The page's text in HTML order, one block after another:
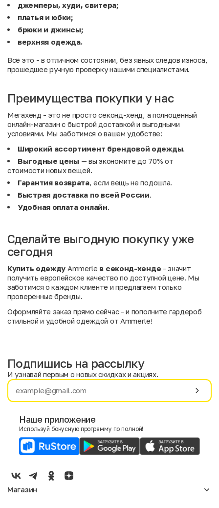
джемперы, худи, свитера;
платья и юбки;
брюки и джинсы;
верхняя одежда.
Всё это - в отличном состоянии, без явных следов износа,
прошедшее ручную проверку нашими специалистами.
Преимущества покупки у нас
Мегахенд - это не просто секонд-хенд, а полноценный
онлайн-магазин с быстрой доставкой и выгодными
условиями. Мы заботимся о вашем удобстве:
Широкий ассортимент брендовой одежды.
Выгодные цены — вы экономите до 70% от
стоимости новых вещей.
Гарантия возврата, если вещь не подошла.
Быстрая доставка по всей России.
Удобная оплата онлайн.
Сделайте выгодную покупку уже
сегодня
Купить одежду Ammerle в секонд-хенде - значит
получить европейское качество по доступной цене. Мы
заботимся о каждом клиенте и предлагаем только
проверенные бренды.
Оформляйте заказ прямо сейчас - и пополните гардероб
стильной и удобной одеждой от Ammerle!
Имя
E-mail
Мужской
Женский
Подпишись на рассылку
И узнавай первым о новых скидках и акциях.
Наше приложение
Используй бонусную программу по полной!
Магазин